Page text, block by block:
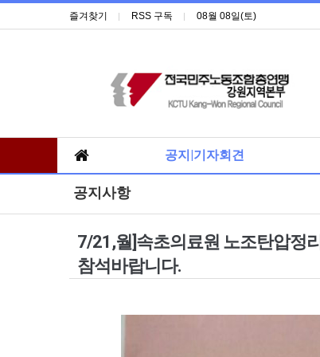
즐겨찾기 RSS 구독 08월 08일(토)
공지|기자회견
공지사항
7/21,월]속초의료원 노조탄압정
참석바랍니다.